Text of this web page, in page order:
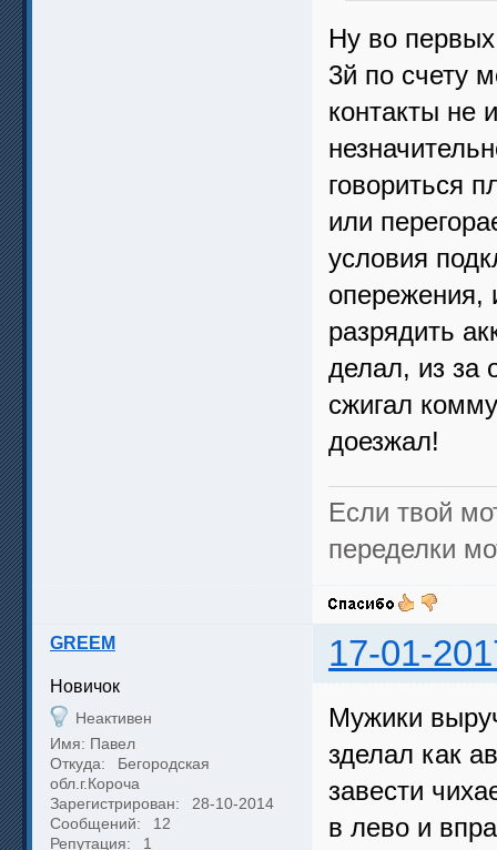
Ну во
3й по счету
контакты не
говориться
или
условия
опережения,
разрядить
делал, из за
сжигал
доезжал!
Если твой
переделки
GREEM 17-01-
Новичок
Неактивен
Имя: Павел
Откуда:
Бегородская
обл.г.Короча
Зарегистрирован:
28-10-2014
Сообщений:
12
Репутация:
1
Мужики
зделал как
завести
в лево и